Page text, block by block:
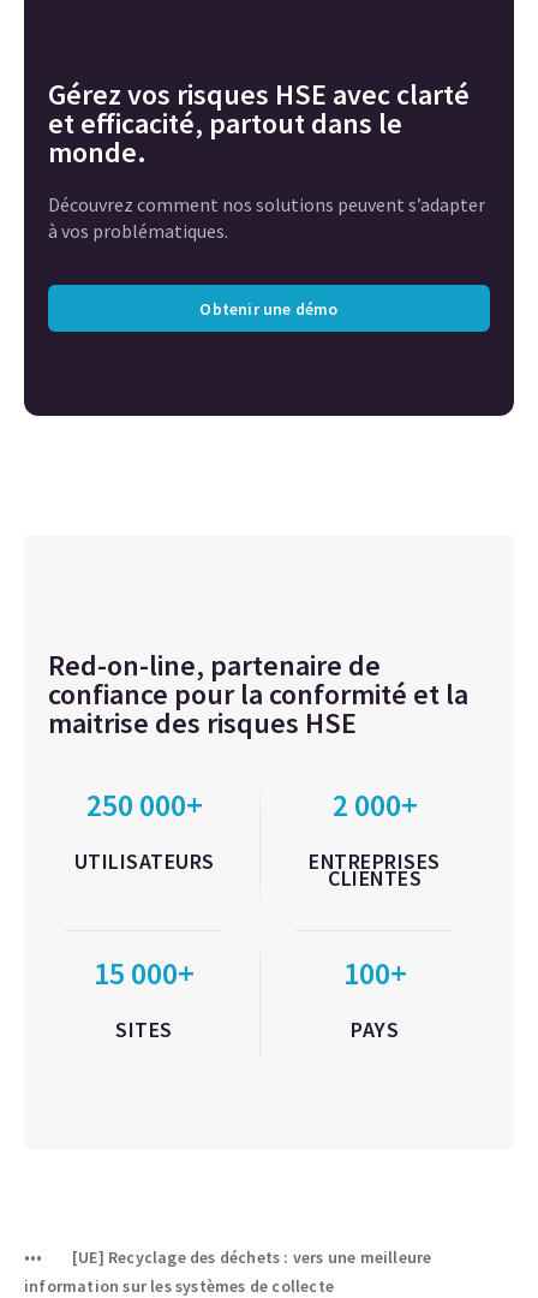
Gérez vos risques HSE avec clarté
et efficacité, partout dans le
monde.
Découvrez comment nos solutions peuvent s’adapter
à vos problématiques.
Obtenir une démo
Red-on-line, partenaire de
confiance pour la conformité et la
maitrise des risques HSE
250 000+
UTILISATEURS
2 000+
ENTREPRISES
CLIENTES
15 000+
SITES
100+
PAYS
[UE] Recyclage des déchets : vers une meilleure
information sur les systèmes de collecte